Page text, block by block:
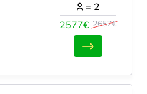
2577€ 2657€
= 2